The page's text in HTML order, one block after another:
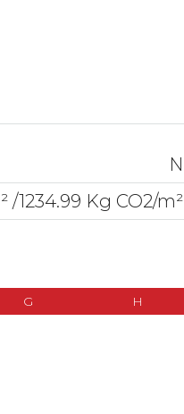
N
/1234.99 Kg CO2/m²
G H